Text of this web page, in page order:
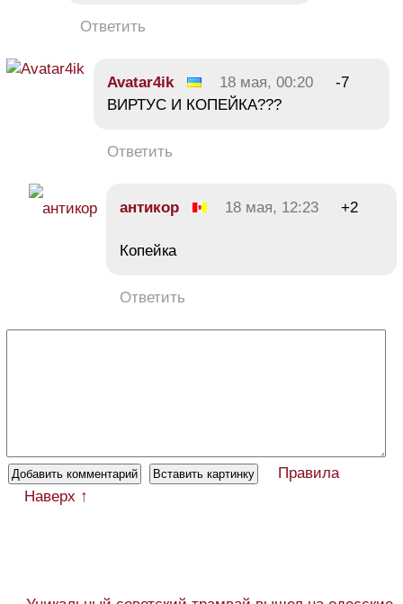
Ответить
Avatar4ik 18 мая, 00:20
-7
ВИРТУС И КОПЕЙКА???
Ответить
антикор 18 мая, 12:23 +2
Копейка
Ответить
Правила
Наверх ↑